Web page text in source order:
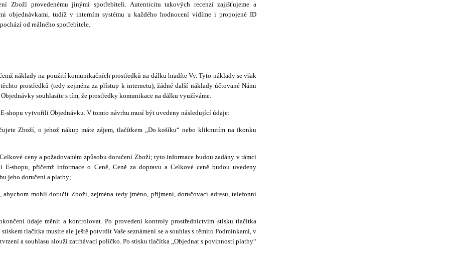
Zboží provedenému jinými spotřebiteli. Autenticitu takových recenzí zajišťujeme a
objednávkami, tudíž v interním systému u každého hodnocení vidíme i propojené ID
od reálného spotřebitele.
náklady na použití komunikačních prostředků na dálku hradíte Vy. Tyto náklady se však
prostředků (tedy zejména za přístup k internetu), žádné další náklady účtované Námi
souhlasíte s tím, že prostředky komunikace na dálku využíváme.
shopu vytvořili Objednávku. V tomto návrhu musí být uvedeny následující údaje:
Zboží, o jehož nákup máte zájem, tlačítkem „Do košíku“ nebo kliknutím na ikonku
ceny a požadovaném způsobu doručení Zboží; tyto informace budou zadány v rámci
shopu, přičemž informace o Ceně, Ceně za dopravu a Celkové ceně budou uvedeny
jeho doručení a platby;
mohli doručit Zboží, zejména tedy jméno, příjmení, doručovací adresu, telefonní
údaje měnit a kontrolovat. Po provedení kontroly prostřednictvím stisku tlačítka
tlačítka musíte ale ještě potvrdit Vaše seznámení se a souhlas s těmito Podmínkami, v
a souhlasu slouží zatrhávací políčko. Po stisku tlačítka „Objednat s povinností platby“